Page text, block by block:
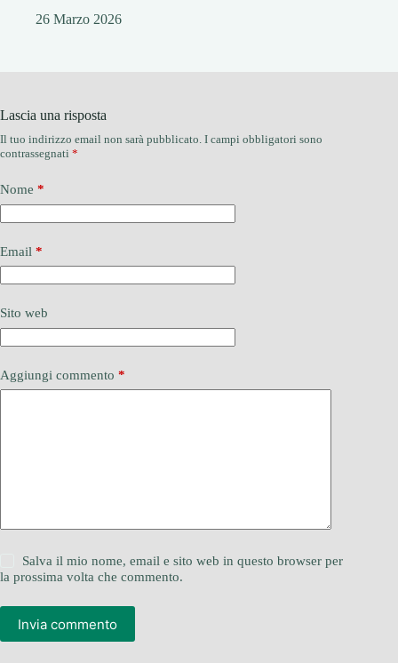
26 Marzo 2026
Lascia una risposta
Il tuo indirizzo email non sarà pubblicato. I campi obbligatori sono
contrassegnati *
Nome *
Email *
Sito web
Aggiungi commento *
Salva il mio nome, email e sito web in questo browser per
la prossima volta che commento.
Invia commento